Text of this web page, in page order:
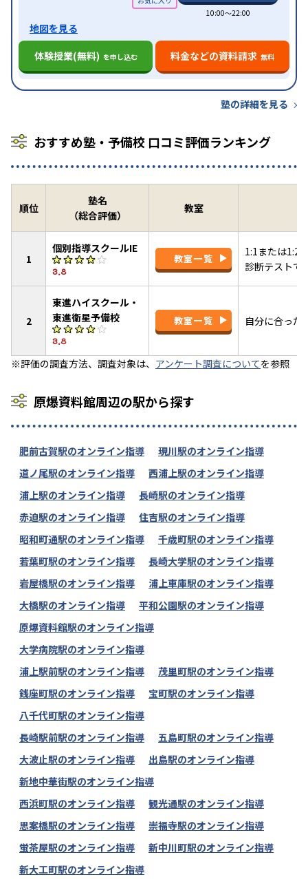
10:00〜22:00
地図を見る
体験授業(無料) を申し込む 料金などの資料請求 無料
塾の詳細を見る
おすすめ塾・予備校 口コミ評価ランキング
順位
塾名
（総合評価）
教室
1
個別指導スクールIE
3.8
教室一覧
1:1または1:2
診断テストで
2
東進ハイスクール・
東進衛星予備校
3.8
教室一覧 自分に合った
※評価の調査方法、調査対象は、 アンケート調査についてを参照
原爆資料館周辺の駅から探す
肥前古賀駅のオンライン指導
現川駅のオンライン指導
道ノ尾駅のオンライン指導
西浦上駅のオンライン指導
浦上駅のオンライン指導
長崎駅のオンライン指導
赤迫駅のオンライン指導
住吉駅のオンライン指導
昭和町通駅のオンライン指導
千歳町駅のオンライン指導
若葉町駅のオンライン指導
長崎大学駅のオンライン指導
岩屋橋駅のオンライン指導
浦上車庫駅のオンライン指導
大橋駅のオンライン指導
平和公園駅のオンライン指導
原爆資料館駅のオンライン指導
大学病院駅のオンライン指導
浦上駅前駅のオンライン指導
茂里町駅のオンライン指導
銭座町駅のオンライン指導
宝町駅のオンライン指導
八千代町駅のオンライン指導
長崎駅前駅のオンライン指導
五島町駅のオンライン指導
大波止駅のオンライン指導
出島駅のオンライン指導
新地中華街駅のオンライン指導
西浜町駅のオンライン指導
観光通駅のオンライン指導
思案橋駅のオンライン指導
崇福寺駅のオンライン指導
蛍茶屋駅のオンライン指導
新中川町駅のオンライン指導
新大工町駅のオンライン指導